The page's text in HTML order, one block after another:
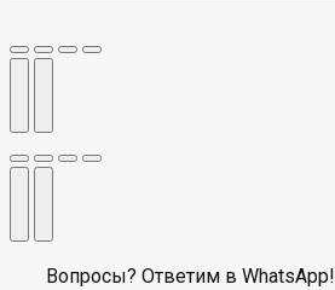
Вопросы? Ответим в WhatsApp!